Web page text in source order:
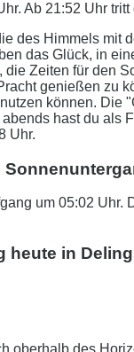
Ab 21:52 Uhr
des Himmels mit
das Glück, in
Zeiten für den
genießen zu
können.
hast du
Uhr.
um 05:02
heute in
oberhalb des